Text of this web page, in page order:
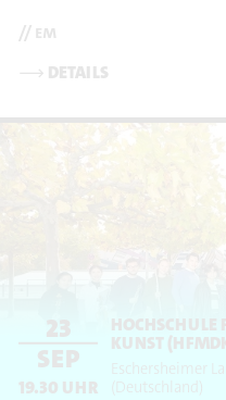
// em
⟶ DETAILS
23
SEP
19.30 UHR
HOCHSCHULE
KUNST
Eschersheimer
(Deutschland)